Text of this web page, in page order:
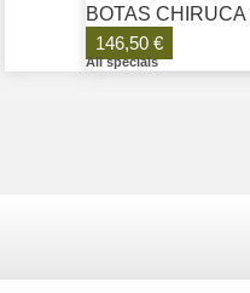
BOTAS
146,50 €
All specials